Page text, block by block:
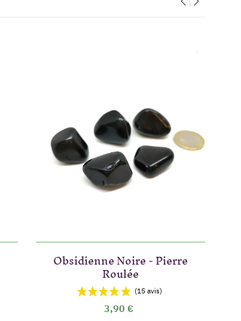
Obsidienne Noire - Pierre
Roulée
3,90 €